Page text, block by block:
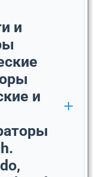
и
и